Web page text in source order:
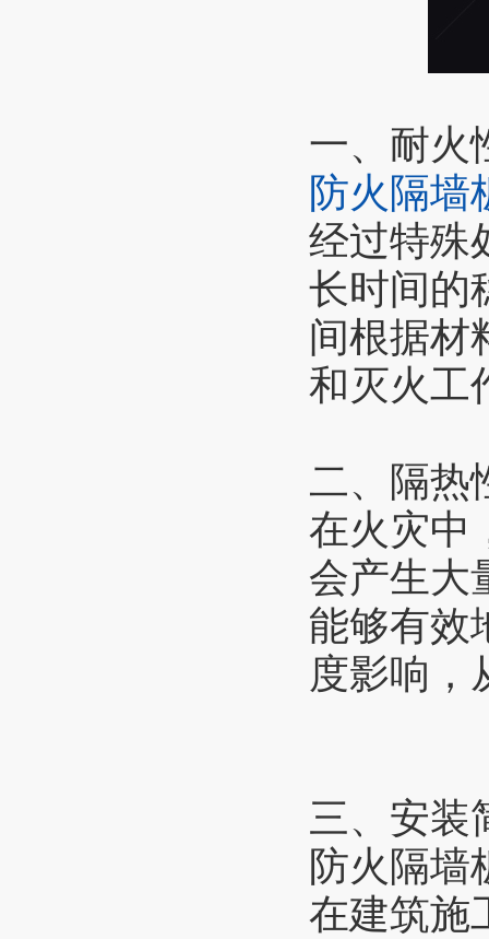
一、耐火
防火隔墙
经过特殊
长时间的
间根据材
和灭火工
二、隔热
在火灾中
会产生大
能够有效
度影响，
三、安装
防火隔墙
在建筑施